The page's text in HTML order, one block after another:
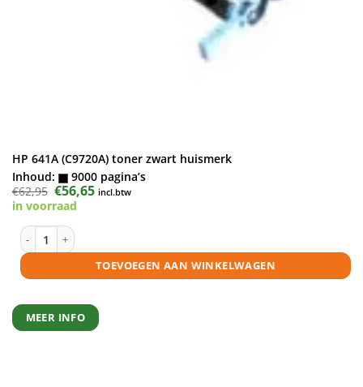
HP 641A (C9720A) toner zwart huismerk
Inhoud:
9000 pagina’s
€62,95 Oorspronkelijke
prijs
was:
€56,65Huidige
prijs
incl.btw
in voorraad
HP 641A (C9720A) toner zwart huismerk aantal
TOEVOEGEN AAN WINKELWAGEN
MEER INFO